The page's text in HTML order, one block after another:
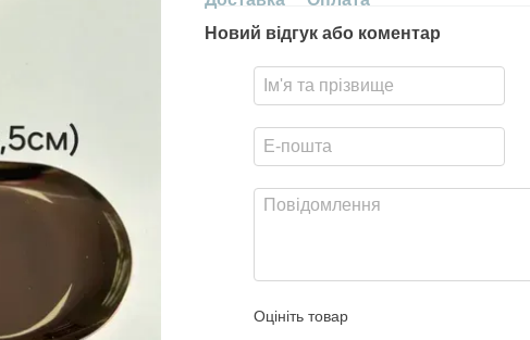
Новий відгук або коментар
Оцініть товар